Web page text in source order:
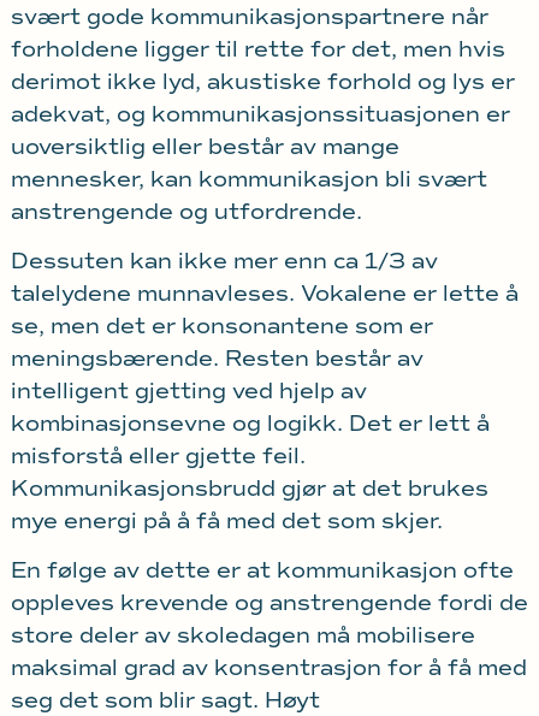
svært gode kommunikasjonspartnere når
forholdene ligger til rette for det, men hvis
derimot ikke lyd, akustiske forhold og lys er
adekvat, og kommunikasjonssituasjonen er
uoversiktlig eller består av mange
mennesker, kan kommunikasjon bli svært
anstrengende og utfordrende.
Dessuten kan ikke mer enn ca 1/3 av
talelydene munnavleses. Vokalene er lette å
se, men det er konsonantene som er
meningsbærende. Resten består av
intelligent gjetting ved hjelp av
kombinasjonsevne og logikk. Det er lett å
misforstå eller gjette feil.
Kommunikasjonsbrudd gjør at det brukes
mye energi på å få med det som skjer.
En følge av dette er at kommunikasjon ofte
oppleves krevende og anstrengende fordi de
store deler av skoledagen må mobilisere
maksimal grad av konsentrasjon for å få med
seg det som blir sagt. Høyt